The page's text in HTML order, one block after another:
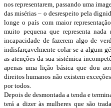
nos representarem, passando uma
das misérias – o desrespeito pela
longe o país com maior
muito pequena que representa
incapacidade de fazerem algo de
indisfarçavelmente colar-se a algum
as atenções da sua sistémica
apenas uma lição básica que dou
direitos humanos não existem
por todos.
Depois de desmontada a tenda e
terá a dizer às mulheres que são